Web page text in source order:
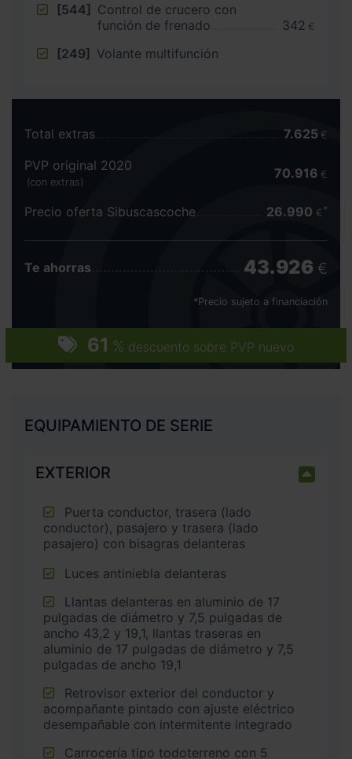
[544] Control de crucero con
función de frenado
342 €
[249] Volante multifunción
61 % descuento sobre PVP nuevo
Total extras 7.625 €
PVP original 2020
(con extras)
70.916 €
Precio oferta Sibuscascoche 26.990 €
Te ahorras 43.926 €
*Precio sujeto a financiación
EQUIPAMIENTO DE SERIE
EXTERIOR
conductor), pasajero y trasera (lado
pasajero) con bisagras delanteras
Luces antiniebla delanteras
pulgadas de diámetro y 7,5 pulgadas de
ancho 43,2 y 19,1, llantas traseras en
aluminio de 17 pulgadas de diámetro y 7,5
pulgadas de ancho 19,1
acompañante pintado con ajuste eléctrico
desempañable con intermitente integrado